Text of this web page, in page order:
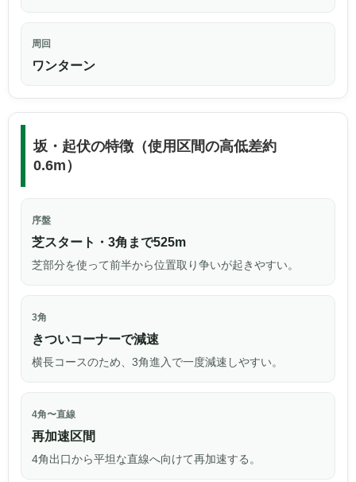
周回
ワンターン
坂・起伏の特徴（使用区間の高低差約
0.6m）
序盤
芝スタート・3角まで525m
芝部分を使って前半から位置取り争いが起きやすい。
3角
きついコーナーで減速
横長コースのため、3角進入で一度減速しやすい。
4角〜直線
再加速区間
4角出口から平坦な直線へ向けて再加速する。